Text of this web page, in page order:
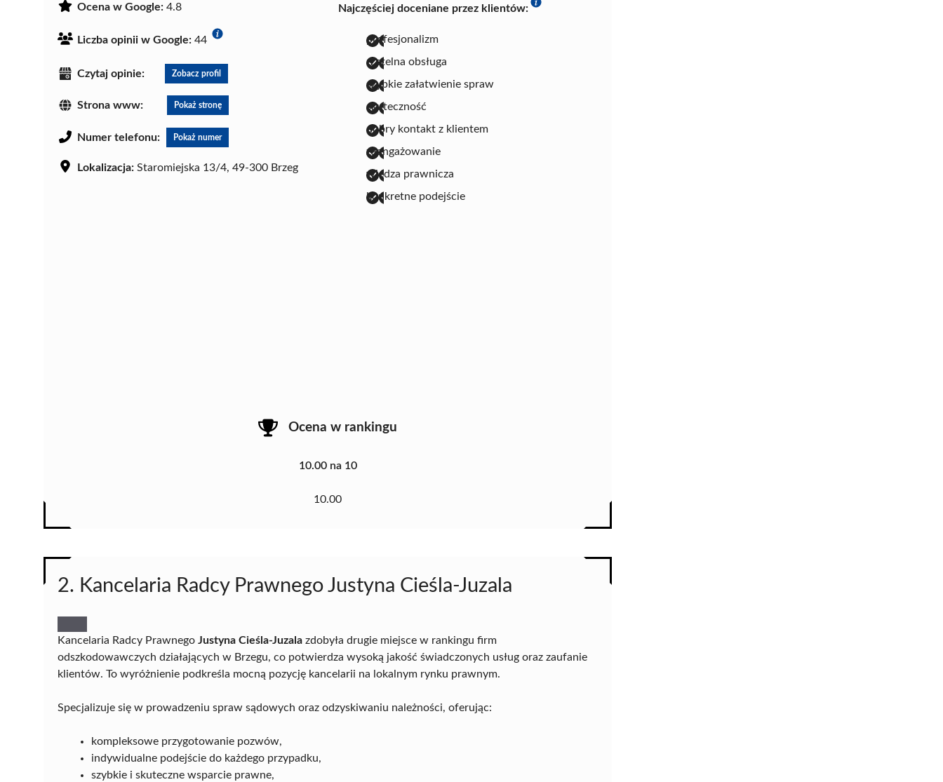
Ocena w Google: 4.8
Liczba opinii w Google: 44
Czytaj opinie: Zobacz profil
Strona www: Pokaż stronę
Numer telefonu: Pokaż numer
Lokalizacja: Staromiejska 13/4, 49-300 Brzeg
Najczęściej doceniane przez klientów:
profesjonalizm
rzetelna obsługa
szybkie załatwienie spraw
skuteczność
dobry kontakt z klientem
zaangażowanie
wiedza prawnicza
konkretne podejście
Ocena w rankingu
10.00 na 10
10.00
2. Kancelaria Radcy Prawnego Justyna Cieśla-Juzala
Kancelaria Radcy Prawnego Justyna Cieśla-Juzala zdobyła drugie miejsce w rankingu firm
odszkodowawczych działających w Brzegu, co potwierdza wysoką jakość świadczonych usług oraz zaufanie
klientów. To wyróżnienie podkreśla mocną pozycję kancelarii na lokalnym rynku prawnym.
Specjalizuje się w prowadzeniu spraw sądowych oraz odzyskiwaniu należności, oferując:
kompleksowe przygotowanie pozwów,
indywidualne podejście do każdego przypadku,
szybkie i skuteczne wsparcie prawne,